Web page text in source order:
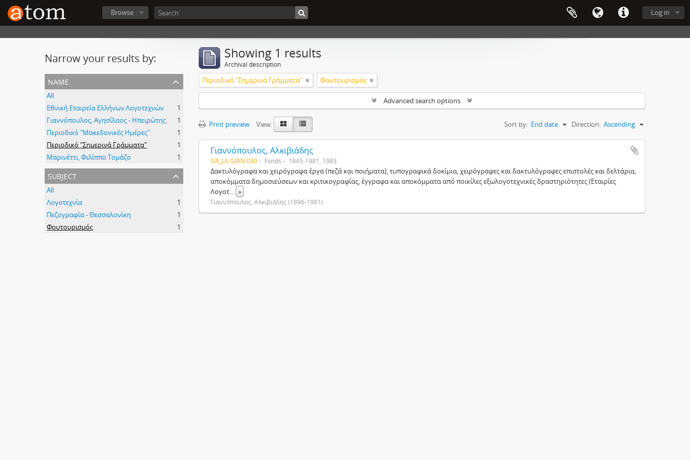
Log in
Browse
Narrow your results by:
name
All
Εθνική Εταιρεία Ελλήνων Λογοτεχνών
1
Γιαννόπουλος, Αγησίλαος - Ηπειρώτης
1
Περιοδικό "Μακεδονικές Ημέρες"
1
Περιοδικό "Σημερινά Γράμματα"
1
Μαρινέττι, Φιλίππο Τομάζο
1
subject
All
Λογοτεχνία
1
Πεζογραφία - Θεσσαλονίκη
1
Φουτουρισμός
1
Showing 1 results
Archival description
Περιοδικό "Σημερινά Γράμματα" Φουτουρισμός
Advanced search options
Print preview View: Sort by: End date Direction: Ascending
Γιαννόπουλος, Αλκιβιάδης
GR_LA GIAN 030 Fonds 1845-1981, 1983
Δακτυλόγραφα και χειρόγραφα έργα (πεζά και ποιήματα), τυπογραφικά δοκίμια, χειρόγραφες και δακτυλόγραφες επιστολές και δελτάρια,
αποκόμματα δημοσιεύσεων και κριτικογραφίας, έγγραφα και αποκόμματα από ποικίλες εξωλογοτεχνικές δραστηριότητες (Εταιρίες
Λογοτ... »
Γιαννόπουλος, Αλκιβιάδης (1896-1981)